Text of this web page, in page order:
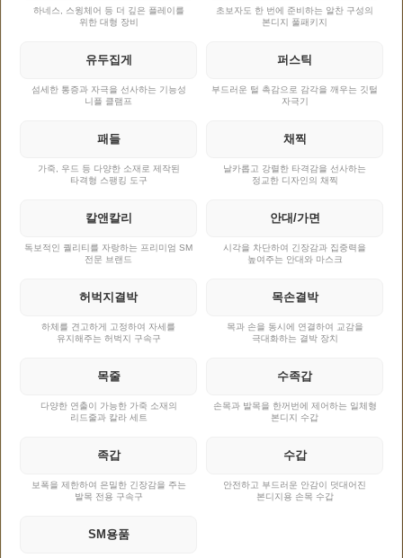
하네스, 스윙체어 등 더 깊은 플레이를
위한 대형 장비
초보자도 한 번에 준비하는 알찬 구성의
본디지 풀패키지
유두집게
섬세한 통증과 자극을 선사하는 기능성
니플 클램프
퍼스틱
부드러운 털 촉감으로 감각을 깨우는 깃털
자극기
패들
가죽, 우드 등 다양한 소재로 제작된
타격형 스팽킹 도구
채찍
날카롭고 강렬한 타격감을 선사하는
정교한 디자인의 채찍
칼앤칼리
독보적인 퀄리티를 자랑하는 프리미엄 SM
전문 브랜드
안대/가면
시각을 차단하여 긴장감과 집중력을
높여주는 안대와 마스크
허벅지결박
하체를 견고하게 고정하여 자세를
유지해주는 허벅지 구속구
목손결박
목과 손을 동시에 연결하여 교감을
극대화하는 결박 장치
목줄
다양한 연출이 가능한 가죽 소재의
리드줄과 칼라 세트
수족갑
손목과 발목을 한꺼번에 제어하는 일체형
본디지 수갑
족갑
보폭을 제한하여 은밀한 긴장감을 주는
발목 전용 구속구
수갑
안전하고 부드러운 안감이 덧대어진
본디지용 손목 수갑
SM용품